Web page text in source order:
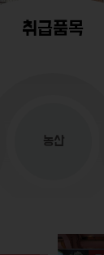
취급품목
농산